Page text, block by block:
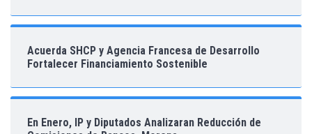
Acuerda SHCP y Agencia Francesa de Desarrollo
Fortalecer Financiamiento Sostenible
En Enero, IP y Diputados Analizaran Reducción de